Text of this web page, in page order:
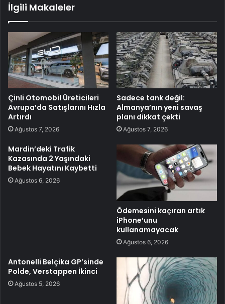
İlgili Makaleler
Çinli Otomobil Üreticileri
Avrupa’da Satışlarını Hızla
Artırdı
Ağustos 7, 2026
Sadece tank değil:
Almanya’nın yeni savaş
planı dikkat çekti
Ağustos 7, 2026
Mardin’deki Trafik
Kazasında 2 Yaşındaki
Bebek Hayatını Kaybetti
Ağustos 6, 2026
Ödemesini kaçıran artık
iPhone’unu
kullanamayacak
Ağustos 6, 2026
Antonelli Belçika GP’sinde
Polde, Verstappen İkinci
Ağustos 5, 2026